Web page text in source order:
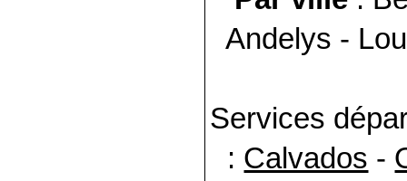
Andelys -
Services
: Calvados -